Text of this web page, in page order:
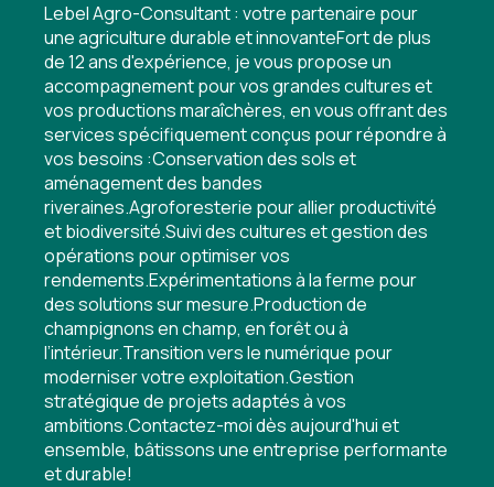
Lebel Agro-Consultant : votre partenaire pour
une agriculture durable et innovanteFort de plus
de 12 ans d'expérience, je vous propose un
accompagnement pour vos grandes cultures et
vos productions maraîchères, en vous offrant des
services spécifiquement conçus pour répondre à
vos besoins :Conservation des sols et
aménagement des bandes
riveraines.Agroforesterie pour allier productivité
et biodiversité.Suivi des cultures et gestion des
opérations pour optimiser vos
rendements.Expérimentations à la ferme pour
des solutions sur mesure.Production de
champignons en champ, en forêt ou à
l’intérieur.Transition vers le numérique pour
moderniser votre exploitation.Gestion
stratégique de projets adaptés à vos
ambitions.Contactez-moi dès aujourd'hui et
ensemble, bâtissons une entreprise performante
et durable!